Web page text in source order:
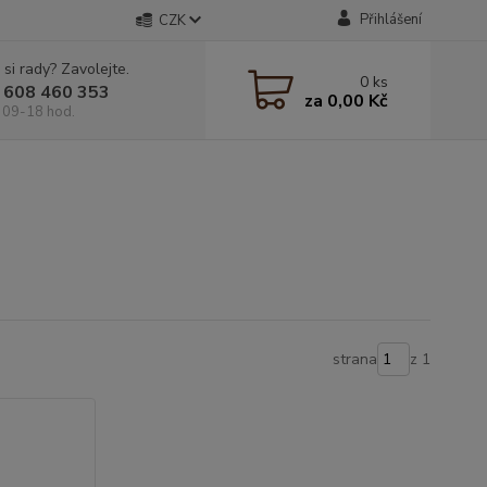
CZK Přihlášení
rady? Zavolejte.
460 353
09-18 hod.
0 ks
za 0,00 Kč
strana z 1